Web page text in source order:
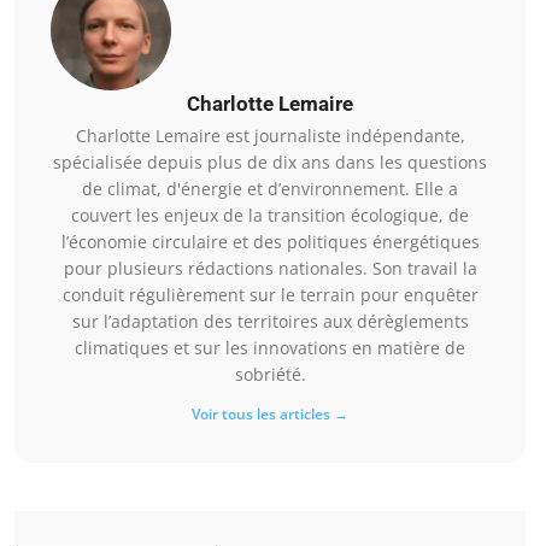
Charlotte Lemaire
Charlotte Lemaire est journaliste indépendante,
spécialisée depuis plus de dix ans dans les questions
de climat, d'énergie et d’environnement. Elle a
couvert les enjeux de la transition écologique, de
l’économie circulaire et des politiques énergétiques
pour plusieurs rédactions nationales. Son travail la
conduit régulièrement sur le terrain pour enquêter
sur l’adaptation des territoires aux dérèglements
climatiques et sur les innovations en matière de
sobriété.
Voir tous les articles →